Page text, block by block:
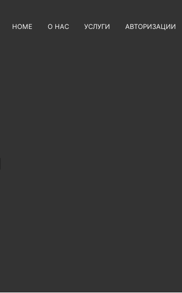
HOME О НАС УСЛУГИ АВТОРИЗАЦИИ